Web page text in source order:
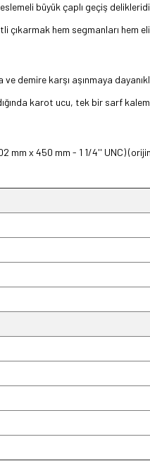
büyük çaplı geçiş
çıkarmak hem segmanları hem
demire karşı aşınmaya
karot ucu, tek bir sarf
mm x 450 mm - 1 1/4'' UNC)